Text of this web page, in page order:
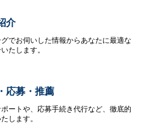
介
でお伺いした情報からあなたに最適な
たします。
応募・推薦
ートや、応募手続き代行など、徹底的
します。